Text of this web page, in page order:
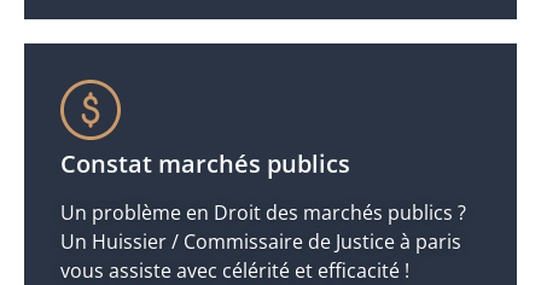
Constat marchés publics
Un problème en Droit des marchés publics ?
Un Huissier / Commissaire de Justice à paris
vous assiste avec célérité et efficacité !